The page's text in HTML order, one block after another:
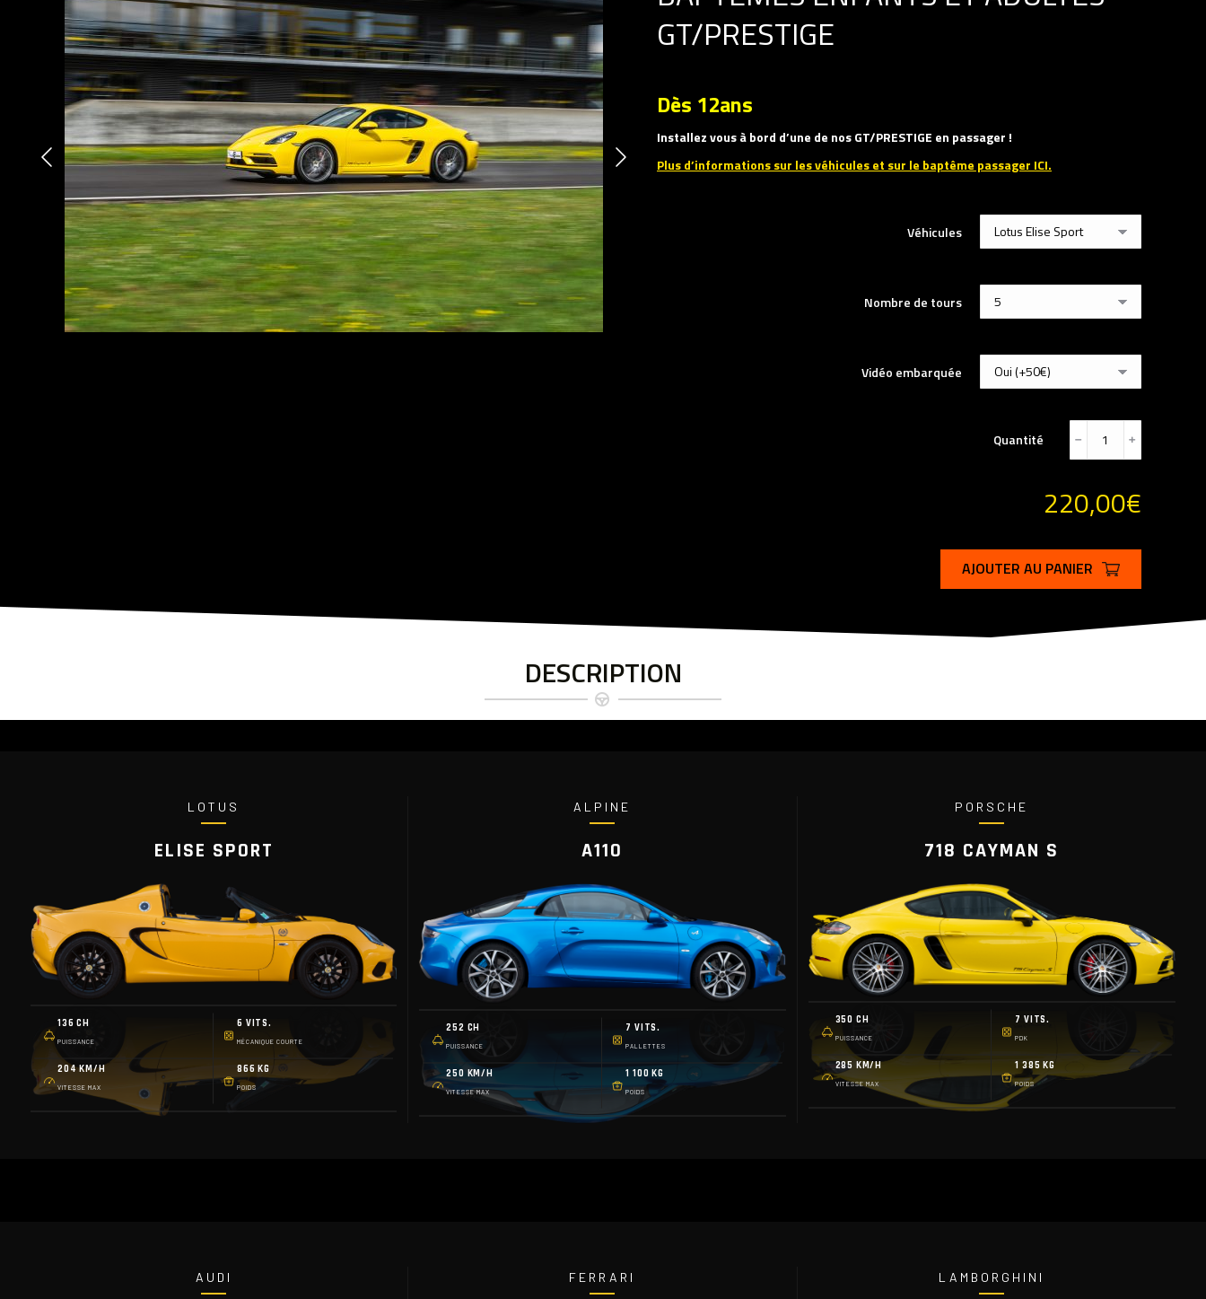
GT/PRESTIGE
Dès 12ans
Installez vous à bord d’une de nos GT/PRESTIGE en passager !
Plus d’informations sur les véhicules et sur le baptême passager ICI.
Véhicules
Nombre de tours
Vidéo embarquée
Quantité ﹣ ﹢
220,00€
AJOUTER AU PANIER
DESCRIPTION
LOTUS
ELISE SPORT
136 CH
PUISSANCE
6 VITS.
MÉCANIQUE COURTE
204 KM/H
VITESSE MAX
866 KG
POIDS
ALPINE
A110
252 CH
PUISSANCE
7 VITS.
PALLETTES
250 KM/H
VITESSE MAX
1 100 KG
POIDS
PORSCHE
718 CAYMAN S
350 CH
PUISSANCE
7 VITS.
PDK
285 KM/H
VITESSE MAX
1 385 KG
POIDS
AUDI FERRARI LAMBORGHINI